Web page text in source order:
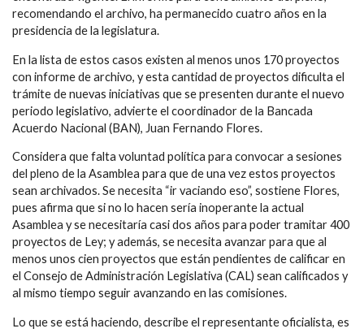
recomendando el archivo, ha permanecido cuatro años en la
presidencia de la legislatura.
En la lista de estos casos existen al menos unos 170 proyectos
con informe de archivo, y esta cantidad de proyectos dificulta el
trámite de nuevas iniciativas que se presenten durante el nuevo
periodo legislativo, advierte el coordinador de la Bancada
Acuerdo Nacional (BAN), Juan Fernando Flores.
Considera que falta voluntad política para convocar a sesiones
del pleno de la Asamblea para que de una vez estos proyectos
sean archivados. Se necesita “ir vaciando eso”, sostiene Flores,
pues afirma que si no lo hacen sería inoperante la actual
Asamblea y se necesitaría casi dos años para poder tramitar 400
proyectos de Ley; y además, se necesita avanzar para que al
menos unos cien proyectos que están pendientes de calificar en
el Consejo de Administración Legislativa (CAL) sean calificados y
al mismo tiempo seguir avanzando en las comisiones.
Lo que se está haciendo, describe el representante oficialista, es